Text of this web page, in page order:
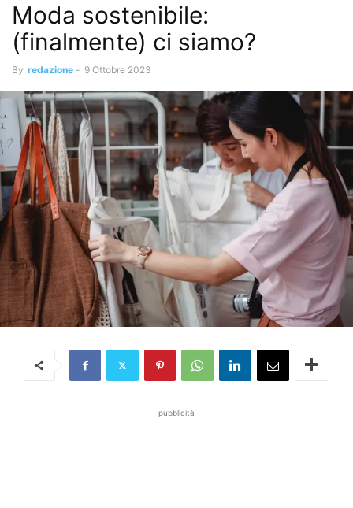
Moda sostenibile:
(finalmente) ci siamo?
By redazione - 9 Ottobre 2023
pubblicità